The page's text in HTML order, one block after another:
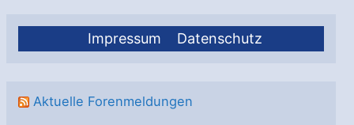
Impressum Datenschutz
Aktuelle Forenmeldungen